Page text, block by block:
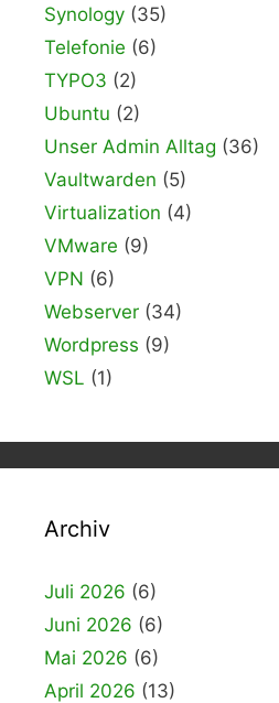
Synology (35)
Telefonie (6)
TYPO3 (2)
Ubuntu (2)
Unser Admin Alltag (36)
Vaultwarden (5)
Virtualization (4)
VMware (9)
VPN (6)
Webserver (34)
Wordpress (9)
WSL (1)
Archiv
Juli 2026 (6)
Juni 2026 (6)
Mai 2026 (6)
April 2026 (13)